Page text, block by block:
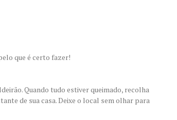
que é certo fazer!
Quando tudo estiver queimado, recolha
de sua casa. Deixe o local sem olhar para